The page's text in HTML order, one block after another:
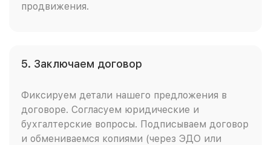
продвижения.
5. Заключаем договор
Фиксируем детали нашего предложения в
договоре. Согласуем юридические и
бухгалтерские вопросы. Подписываем договор
и обмениваемся копиями (через ЭДО или